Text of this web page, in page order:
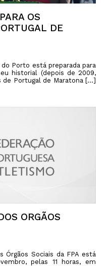
OS
DE
do Porto está preparada para
historial (depois de 2009,
de Portugal de Maratona […]
ORGÃOS
Sociais da FPA está
pelas 11 horas, em